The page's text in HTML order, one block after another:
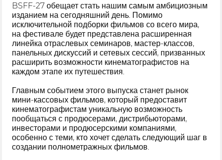
BSFF-27 обещает стать нашим самым амбициозным
изданием на сегодняшний день. Помимо
исключительной подборки фильмов со всего мира,
на фестивале будет представлена расширенная
линейка отраслевых семинаров, мастер-классов,
панельных дискуссий и сетевых сессий, призванных
расширить возможности кинематографистов на
каждом этапе их путешествия.
Главным событием этого выпуска станет рынок
мини-кассовых фильмов, который предоставит
кинематографистам уникальную возможность
пообщаться с продюсерами, дистрибьюторами,
инвесторами и продюсерскими компаниями,
особенно с теми, кто хочет сделать следующий шаг в
создании полнометражных фильмов.